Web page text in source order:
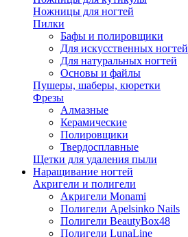
Ножницы для ногтей
Пилки
Бафы и полировщики
Для искусственных ногтей
Для натуральных ногтей
Основы и файлы
Пушеры, шаберы, кюретки
Фрезы
Алмазные
Керамические
Полировщики
Твердосплавные
Щетки для удаления пыли
Наращивание ногтей
Акригели и полигели
Акригели Monami
Полигели Apelsinko Nails
Полигели BeautyBox48
Полигели LunaLine